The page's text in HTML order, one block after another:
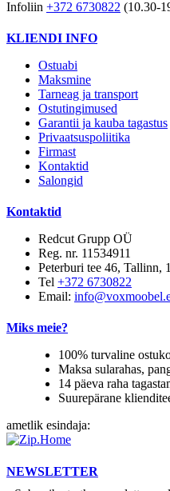
Infoliin +372 6730822 (10.30-
KLIENDI INFO
Ostuabi
Maksmine
Tarneag ja transport
Ostutingimused
Garantii ja kauba tagastus
Privaatsuspoliitika
Firmast
Kontaktid
Salongid
Kontaktid
Redcut Grupp OÜ
Reg. nr. 11534911
Peterburi tee 46, Tallinn,
Tel +372 6730822
Email:
Miks meie?
100% turvaline
Maksa sularahas,
14 päeva raha
Suurepärane
ametlik esindaja:
NEWSLETTER